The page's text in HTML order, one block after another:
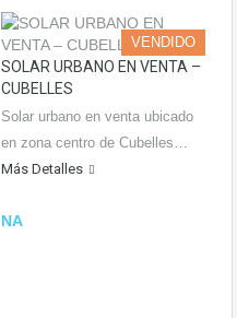
VENDIDO
SOLAR URBANO EN VENTA –
CUBELLES
Solar urbano en venta ubicado
en zona centro de Cubelles…
Más Detalles
NA